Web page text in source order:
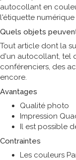
autocollant en
l'étiquette
Quels objets
Tout article dont la
d'un autocollant, tel
conférenciers, des
encore.
Avantages
Qualité photo
Impression
Il est possible
Contraintes
Les couleurs